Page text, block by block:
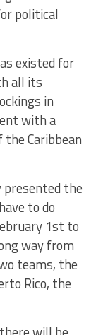
political
existed for
all its
in
with a
Caribbean
presented the
to do
1st to
way from
teams, the
Rico, the